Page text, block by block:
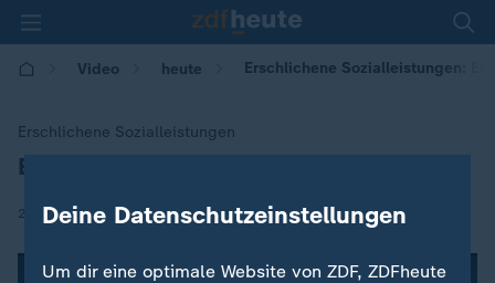
Video heute Erschlichene Sozialleistungen:
Erschlichene Sozialleistungen
:Ermittlungen gegen Sozialbetrug
26.04.2018 | 14:49
Deine Datenschutzeinstellungen
Um dir eine optimale Website von ZDF, ZDFheute